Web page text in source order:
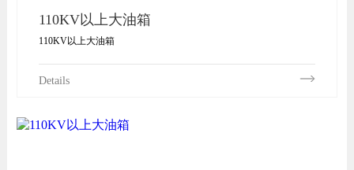
110KV以上大油箱
110KV以上大油箱
Details